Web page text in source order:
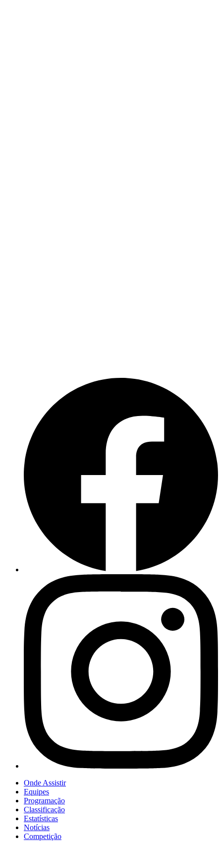
Onde Assistir
Equipes
Programação
Classificação
Estatísticas
Notícias
Competição